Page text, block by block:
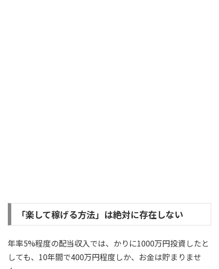
「楽して稼げる方法」は絶対に存在しない
年率5%程度の配当収入では、かりに1000万円投資したと
しても、10年間で400万円程度しか、お金は貯まりませ